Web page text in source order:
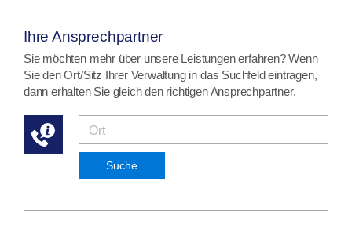
Ihre Ansprechpartner
Sie möchten mehr über unsere Leistungen erfahren? Wenn
Sie den Ort/Sitz Ihrer Verwaltung in das Suchfeld eintragen,
dann erhalten Sie gleich den richtigen Ansprechpartner.
Suche